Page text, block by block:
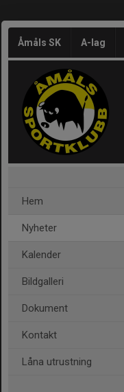
Åmåls SK A-lag
Hem
Nyheter
Kalender
Bildgalleri
Dokument
Kontakt
Låna utrustning